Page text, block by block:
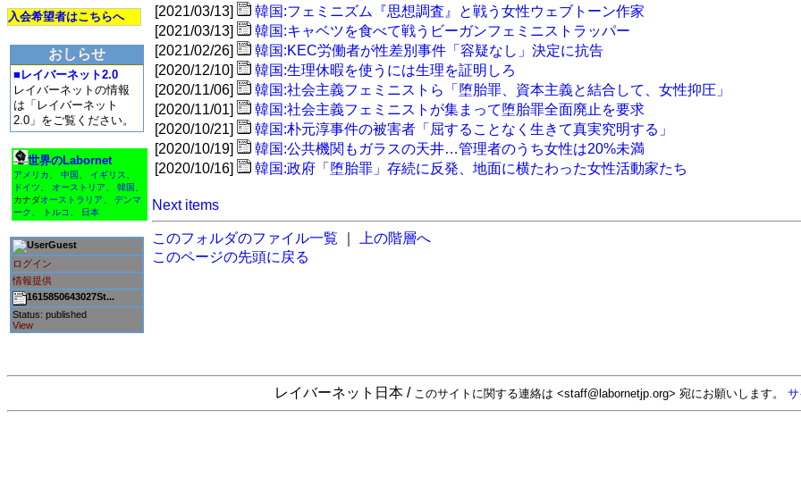
入会希望者はこちらへ
おしらせ
■レイバーネット2.0
レイバーネットの情報
は「レイバーネット
2.0」をご覧ください。
世界のLabornet
アメリカ 中国 イギリス
ドイツ
オーストリア 韓国
カナダオーストラリア
デンマ
ーク
トルコ 日本
Guest
ログイン
情報提供
1615850643027St...
Status: published
View
[2021/03/13]
韓国:フェミニズム『思想調査』と戦う女性ウェブトーン作家
[2021/03/13]
韓国:キャベツを食べて戦うビーガンフェミニストラッパー
[2021/02/26]
韓国:KEC労働者が性差別事件「容疑なし」決定に抗告
[2020/12/10]
韓国:生理休暇を使うには生理を証明しろ
[2020/11/06]
韓国:社会主義フェミニストら「堕胎罪、資本主義と結合して、女性抑圧」
[2020/11/01]
韓国:社会主義フェミニストが集まって堕胎罪全面廃止を要求
[2020/10/21]
韓国:朴元淳事件の被害者「屈することなく生きて真実究明する」
[2020/10/19]
韓国:公共機関もガラスの天井…管理者のうち女性は20%未満
[2020/10/16]
韓国:政府「堕胎罪」存続に反発、地面に横たわった女性活動家たち
Next items
このフォルダのファイル一覧
上の階層へ
このページの先頭に戻る
レイバーネット日本 / このサイトに関する連絡は <staff@labornetjp.org> 宛にお願いします。